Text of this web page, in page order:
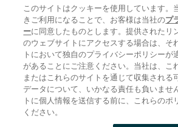
シグナル半導体および高度アルゴリズム
プライヤです。
プライバシーポリシー
AGAINST HUMAN TRAFFICKING AND SLAVERY| ©
このサイトはクッキーを使用しています。
きご利用になることで、お客様は当社のプ
ーに同意したものとします。提供されたリ
のウェブサイトにアクセスする場合は、そ
トにおいて独自のプライバシーポリシーが
があることにご注意ください。当社は、こ
またはこれらのサイトを通じて収集される
データについて、いかなる責任も負いませ
トに個人情報を送信する前に、これらのポ
ください。